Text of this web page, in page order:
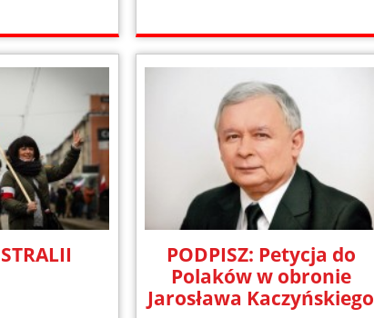
PODPISZ: Petycja do
Polaków w obronie
Jarosława Kaczyńskiego